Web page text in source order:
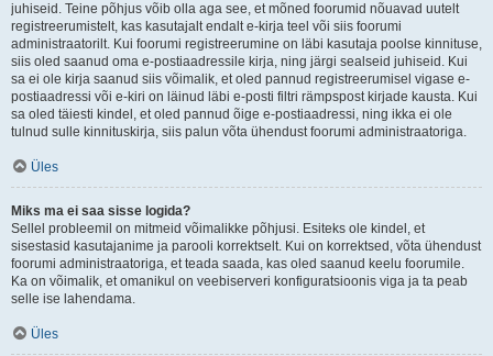
juhiseid. Teine põhjus võib olla aga see, et mõned foorumid nõuavad uutelt
registreerumistelt, kas kasutajalt endalt e-kirja teel või siis foorumi
administraatorilt. Kui foorumi registreerumine on läbi kasutaja poolse kinnituse,
siis oled saanud oma e-postiaadressile kirja, ning järgi sealseid juhiseid. Kui
sa ei ole kirja saanud siis võimalik, et oled pannud registreerumisel vigase e-
postiaadressi või e-kiri on läinud läbi e-posti filtri rämpspost kirjade kausta. Kui
sa oled täiesti kindel, et oled pannud õige e-postiaadressi, ning ikka ei ole
tulnud sulle kinnituskirja, siis palun võta ühendust foorumi administraatoriga.
Üles
Miks ma ei saa sisse logida?
Sellel probleemil on mitmeid võimalikke põhjusi. Esiteks ole kindel, et
sisestasid kasutajanime ja parooli korrektselt. Kui on korrektsed, võta ühendust
foorumi administraatoriga, et teada saada, kas oled saanud keelu foorumile.
Ka on võimalik, et omanikul on veebiserveri konfiguratsioonis viga ja ta peab
selle ise lahendama.
Üles